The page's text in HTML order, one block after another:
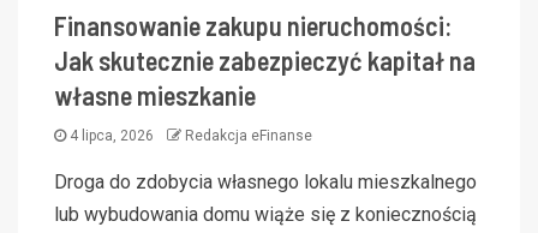
Finansowanie zakupu nieruchomości:
Jak skutecznie zabezpieczyć kapitał na
własne mieszkanie
4 lipca, 2026 Redakcja eFinanse
Droga do zdobycia własnego lokalu mieszkalnego
lub wybudowania domu wiąże się z koniecznością